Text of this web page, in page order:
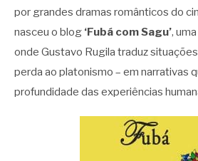
por grandes dramas românticos do
nasceu o blog ‘Fubá com Sagu’,
onde Gustavo Rugila traduz
perda ao platonismo – em narrativas
profundidade das experiências